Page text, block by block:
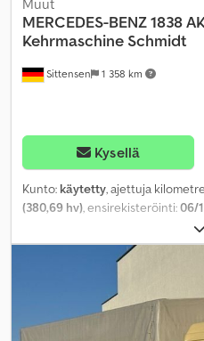
Sittensen 1 358 km
Muut
MERCEDES-BENZ1838
Kehrmaschine Schmidt
Kysellä
Kunto: käytetty, ajettuja
(380,69 hv), ensirekisteröinti:06/
, akselikokoonpano:
mekaaninen, kokonaisleveys:2
ABS, neliveto